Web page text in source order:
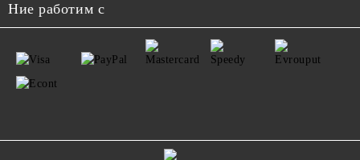
Ние работим с